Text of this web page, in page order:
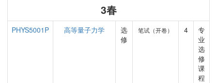
3春
PHYS5001P 高等量子力学
选
修
笔试（开卷） 4
专
业
选
修
课
程